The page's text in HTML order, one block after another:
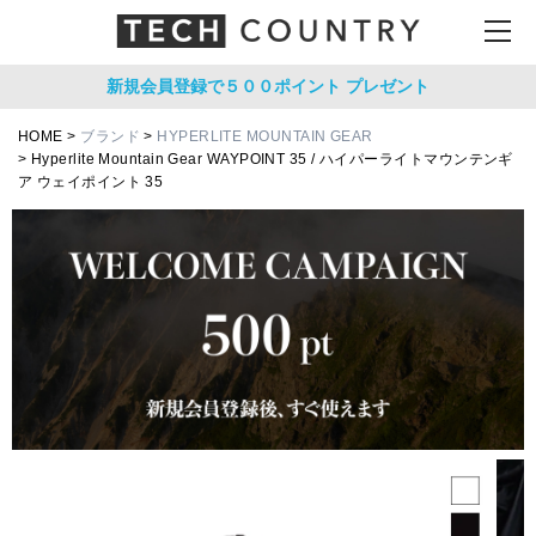
新規会員登録で５００ポイント プレゼント
HOME ブランド
HYPERLITE MOUNTAIN GEAR
Hyperlite Mountain Gear WAYPOINT 35 / ハイパーライトマウンテンギ
ア ウェイポイント 35